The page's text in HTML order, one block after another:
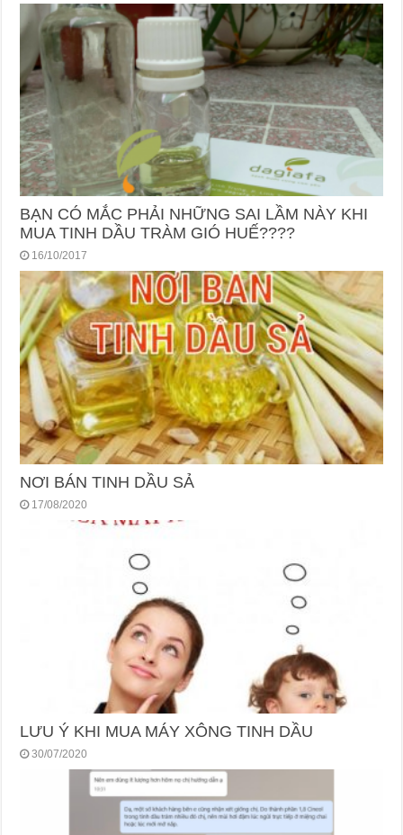
BẠN CÓ MẮC PHẢI NHỮNG SAI LẦM NÀY KHI
MUA TINH DẦU TRÀM GIÓ HUẾ????
16/10/2017
NƠI BÁN TINH DẦU SẢ
17/08/2020
LƯU Ý KHI MUA MÁY XÔNG TINH DẦU
30/07/2020